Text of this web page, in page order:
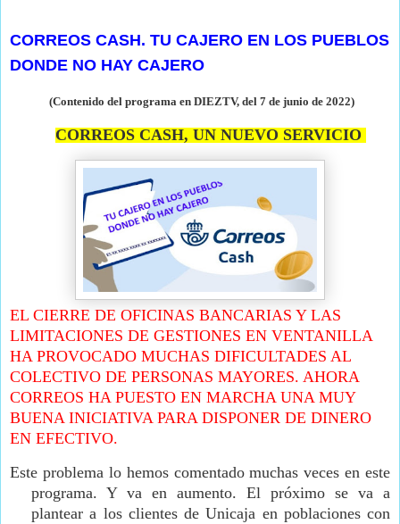
CORREOS CASH. TU CAJERO EN LOS PUEBLOS
DONDE NO HAY CAJERO
(Contenido del programa en DIEZTV, del 7 de junio de 2022)
CORREOS CASH, UN NUEVO SERVICIO
EL CIERRE DE OFICINAS BANCARIAS Y LAS
LIMITACIONES DE GESTIONES EN VENTANILLA
HA PROVOCADO MUCHAS DIFICULTADES AL
COLECTIVO DE PERSONAS MAYORES. AHORA
CORREOS HA PUESTO EN MARCHA UNA MUY
BUENA INICIATIVA PARA DISPONER DE DINERO
EN EFECTIVO.
Este problema lo hemos comentado muchas veces en este
programa. Y va en aumento. El próximo se va a
plantear a los clientes de Unicaja en poblaciones con